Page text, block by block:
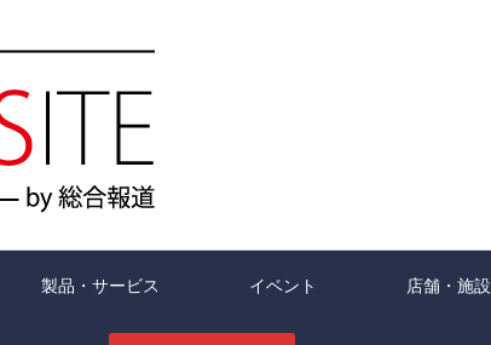
製品・サービス イベント 店舗・施設